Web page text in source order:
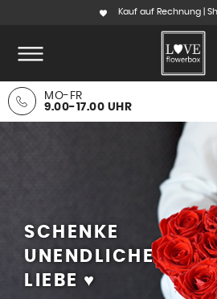
Kauf auf Rechnung |
MO-FR
9.00-17.00 UHR
SCHENKE
UNENDLICHE
LIEBE ♥